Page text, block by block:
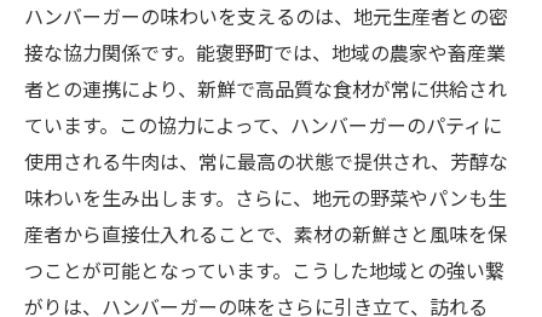
ハンバーガーの味わいを支えるのは、地元生産者との密
接な協力関係です。能褒野町では、地域の農家や畜産業
者との連携により、新鮮で高品質な食材が常に供給され
ています。この協力によって、ハンバーガーのパティに
使用される牛肉は、常に最高の状態で提供され、芳醇な
味わいを生み出します。さらに、地元の野菜やパンも生
産者から直接仕入れることで、素材の新鮮さと風味を保
つことが可能となっています。こうした地域との強い繋
がりは、ハンバーガーの味をさらに引き立て、訪れる